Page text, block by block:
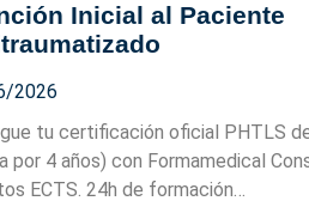
Inicial al Paciente
2026
tu certificación oficial PHTLS
por 4 años) con Formamedical
ECTS. 24h de formación…